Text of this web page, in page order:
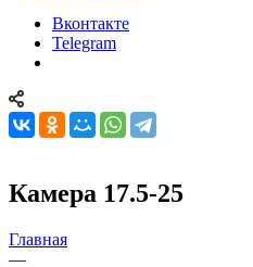
Вконтакте
Telegram
Камера 17.5-25
Главная
—